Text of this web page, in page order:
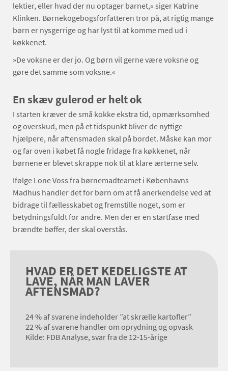
lektier, eller hvad der nu optager barnet,« siger Katrine
Klinken. Børnekogebogsforfatteren tror på, at rigtig mange
børn er nysgerrige og har lyst til at komme med ud i
køkkenet.
»De voksne er der jo. Og børn vil gerne være voksne og
gøre det samme som voksne.«
En skæv gulerod er helt ok
I starten kræver de små kokke ekstra tid, opmærksomhed
og overskud, men på et tidspunkt bliver de nyttige
hjælpere, når aftensmaden skal på bordet. Måske kan mor
og far oven i købet få nogle fridage fra køkkenet, når
børnene er blevet skrappe nok til at klare ærterne selv.
Ifølge Lone Voss fra børnemadteamet i Københavns
Madhus handler det for børn om at få anerkendelse ved at
bidrage til fællesskabet og fremstille noget, som er
betydningsfuldt for andre. Men der er en startfase med
brændte bøffer, der skal overstås.
HVAD ER DET KEDELIGSTE AT
LAVE, NÅR MAN LAVER
AFTENSMAD?
24 % af svarene indeholder ”at skrælle kartofler”
22 % af svarene handler om oprydning og opvask
Kilde: FDB Analyse, svar fra de 12-15-årige